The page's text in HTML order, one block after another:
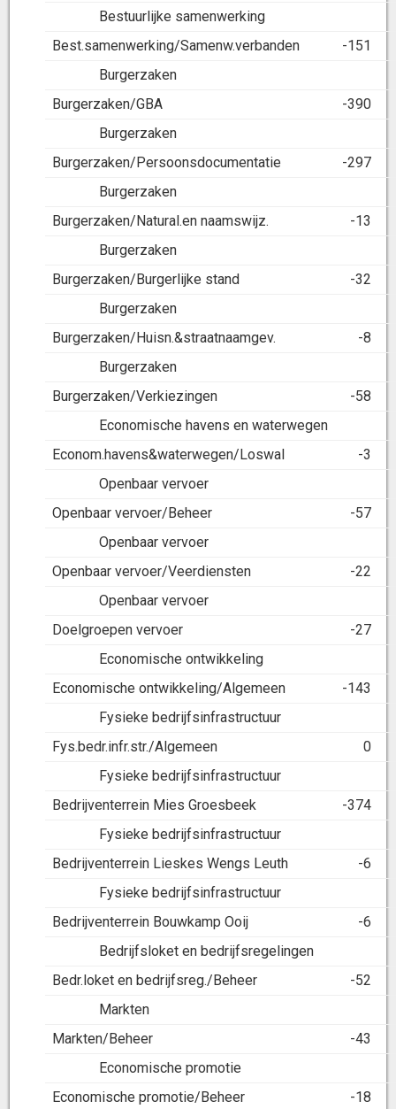
Bestuurlijke samenwerking
Best.samenwerking/Samenw.verbanden
-151
Burgerzaken
Burgerzaken/GBA
-390
Burgerzaken
Burgerzaken/Persoonsdocumentatie
-297
Burgerzaken
Burgerzaken/Natural.en naamswijz.
-13
Burgerzaken
Burgerzaken/Burgerlijke stand
-32
Burgerzaken
Burgerzaken/Huisn.&straatnaamgev.
-8
Burgerzaken
Burgerzaken/Verkiezingen
-58
Economische havens en waterwegen
Econom.havens&waterwegen/Loswal
-3
Openbaar vervoer
Openbaar vervoer/Beheer
-57
Openbaar vervoer
Openbaar vervoer/Veerdiensten
-22
Openbaar vervoer
Doelgroepen vervoer
-27
Economische ontwikkeling
Economische ontwikkeling/Algemeen
-143
Fysieke bedrijfsinfrastructuur
Fys.bedr.infr.str./Algemeen
0
Fysieke bedrijfsinfrastructuur
Bedrijventerrein Mies Groesbeek
-374
Fysieke bedrijfsinfrastructuur
Bedrijventerrein Lieskes Wengs Leuth
-6
Fysieke bedrijfsinfrastructuur
Bedrijventerrein Bouwkamp Ooij
-6
Bedrijfsloket en bedrijfsregelingen
Bedr.loket en bedrijfsreg./Beheer
-52
Markten
Markten/Beheer
-43
Economische promotie
Economische promotie/Beheer
-18